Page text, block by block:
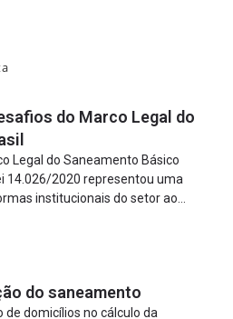
do Marco Legal do
Legal do Saneamento Básico
14.026/2020 representou uma
institucionais do setor ao
da iniciativa privada,
do saneamento
de domicílios no cálculo da